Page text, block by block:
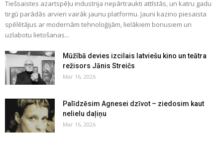
Tiešsaistes azartspēļu industrija nepārtraukti attīstās, un katru gadu
tirgū parādās arvien vairāk jaunu platformu. Jauni kazino piesaista
spēlētājus ar modernām tehnoloģijām, lielākiem bonusiem un
uzlabotu lietošanas...
Mūžībā devies izcilais latviešu kino un teātra
režisors Jānis Streičs
Mar 16, 2026
Palīdzēsim Agnesei dzīvot – ziedosim kaut
nelielu daļiņu
Mar 16, 2026